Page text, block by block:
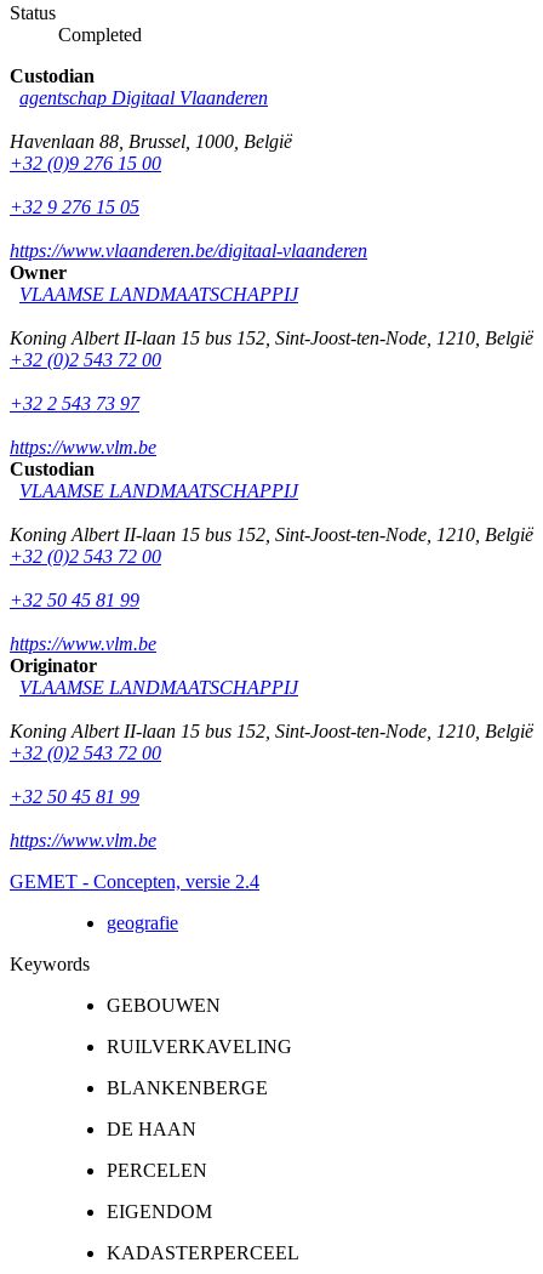
Status
Completed
Custodian
agentschap Digitaal Vlaanderen
Havenlaan 88 Brussel 1000 België
+32 (0)9 276 15 00
+32 9 276 15 05
https://www.vlaanderen.be/digitaal-vlaanderen
Owner
VLAAMSE LANDMAATSCHAPPIJ
Koning Albert II-laan 15 bus 152 Sint-Joost-ten-Node 1210 België
+32 (0)2 543 72 00
+32 2 543 73 97
https://www.vlm.be
Custodian
VLAAMSE LANDMAATSCHAPPIJ
Koning Albert II-laan 15 bus 152 Sint-Joost-ten-Node 1210 België
+32 (0)2 543 72 00
+32 50 45 81 99
https://www.vlm.be
Originator
VLAAMSE LANDMAATSCHAPPIJ
Koning Albert II-laan 15 bus 152 Sint-Joost-ten-Node 1210 België
+32 (0)2 543 72 00
+32 50 45 81 99
https://www.vlm.be
GEMET - Concepten, versie 2.4
geografie
Keywords
GEBOUWEN
RUILVERKAVELING
BLANKENBERGE
DE HAAN
PERCELEN
EIGENDOM
KADASTERPERCEEL